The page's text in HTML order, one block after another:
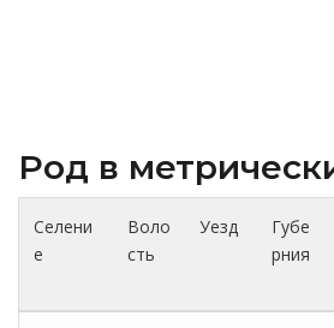
Род в
Селени
е
Воло
сть
Уезд
Губе
рния